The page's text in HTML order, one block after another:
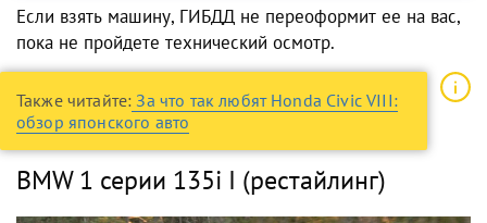
Если взять машину, ГИБДД не переоформит ее на вас,
пока не пройдете технический осмотр.
Также читайте: За что так любят Honda Civic VIII:
обзор японского авто
BMW 1 серии 135i I (рестайлинг)